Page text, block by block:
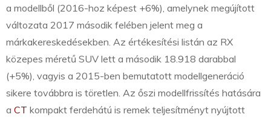
a modellből (2016-hoz képest +6%), amelynek megújított
változata 2017 második felében jelent meg a
márkakereskedésekben. Az értékesítési listán az RX
közepes méretű SUV lett a második 18.918 darabbal
(+5%), vagyis a 2015-ben bemutatott modellgeneráció
sikere továbbra is töretlen. Az őszi modellfrissítés hatására
a CT kompakt ferdehátú is remek teljesítményt nyújtott